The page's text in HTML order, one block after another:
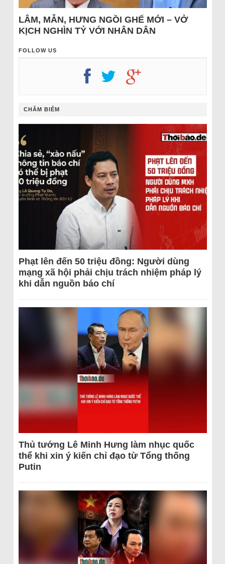
LÂM, MẪN, HƯNG NGỒI GHẾ MỚI – VỞ
KỊCH NGHÌN TỶ VỚI NHÂN DÂN
FOLLOW US
CHÂM BIẾM
Phạt lên đến 50 triệu đồng: Người dùng
mạng xã hội phải chịu trách nhiệm pháp lý
khi dẫn nguồn báo chí
Thủ tướng Lê Minh Hưng làm nhục quốc
thể khi xin ý kiến chỉ đạo từ Tổng thống
Putin